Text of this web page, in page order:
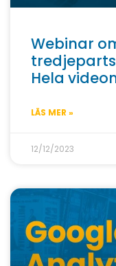
Webinar
Hela
LÄS MER »
12/12/2023